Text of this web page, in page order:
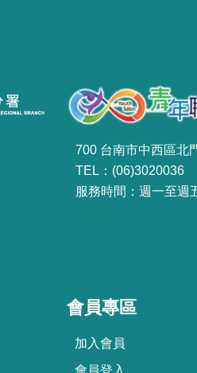
700 台南市中西區北
TEL：(06)3020036
服務時間：週一至週
會員專區
加 入會 員
會 員登 入